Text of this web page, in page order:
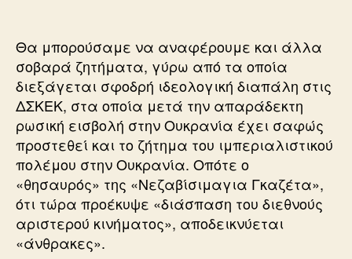
Θα μπορούσαμε να αναφέρουμε και άλλα
σοβαρά ζητήματα, γύρω από τα οποία
διεξάγεται σφοδρή ιδεολογική διαπάλη στις
ΔΣΚΕΚ, στα οποία μετά την απαράδεκτη
ρωσική εισβολή στην Ουκρανία έχει σαφώς
προστεθεί και το ζήτημα του ιμπεριαλιστικού
πολέμου στην Ουκρανία. Οπότε ο
«θησαυρός» της «Νεζαβίσιμαγια Γκαζέτα»,
ότι τώρα προέκυψε «διάσπαση του διεθνούς
αριστερού κινήματος», αποδεικνύεται
«άνθρακες».